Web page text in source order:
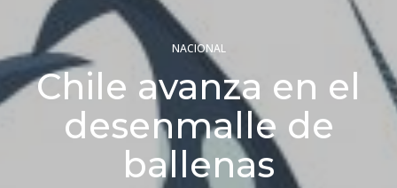
NACIONAL
Chile avanza en el
desenmalle de
ballenas